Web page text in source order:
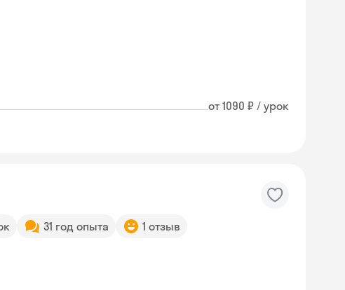
от 1090 ₽ / урок
31 год опыта 1 отзыв